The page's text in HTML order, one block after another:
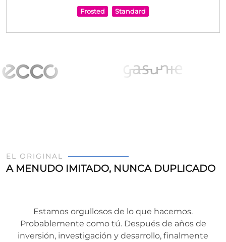
Frosted Standard
EL ORIGINAL
A MENUDO IMITADO, NUNCA DUPLICADO
Estamos orgullosos de lo que hacemos.
Probablemente como tú. Después de años de
inversión, investigación y desarrollo, finalmente